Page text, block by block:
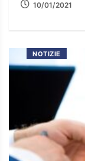
10/01/2021
NOTIZIE